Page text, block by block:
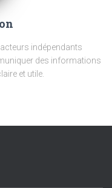
indépendants
des informations
et utile.